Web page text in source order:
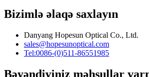
Bizimlə əlaqə saxlayın
Danyang Hopesun Optical Co., Ltd.
sales@hopesunoptical.com
Tel:0086-(0)511-86551985
Bəyəndiyiniz məhsullar